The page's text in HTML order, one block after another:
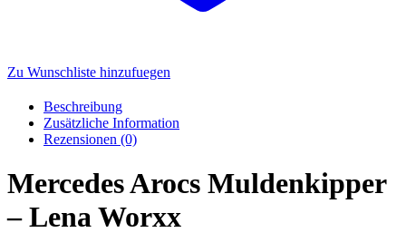
Zu Wunschliste hinzufuegen
Beschreibung
Zusätzliche Information
Rezensionen (0)
Mercedes Arocs Muldenkipper
– Lena Worxx